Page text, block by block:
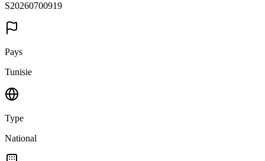
S20260700919
Pays
Tunisie
Type
National